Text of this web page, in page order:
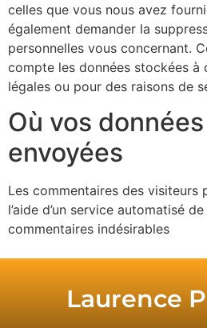
celles que vous nous avez
également demander la
personnelles vous concernant.
compte les données stockées à
légales ou pour des raisons de
Où vos
envoyées
Les commentaires des visiteurs
l’aide d’un service automatisé
commentaires indésirables
Laurence